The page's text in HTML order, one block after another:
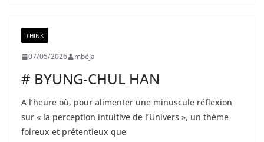
THINK
07/05/2026 mbéja
# BYUNG-CHUL HAN
A l’heure où, pour alimenter une minuscule réflexion
sur « la perception intuitive de l’Univers », un thème
foireux et prétentieux que